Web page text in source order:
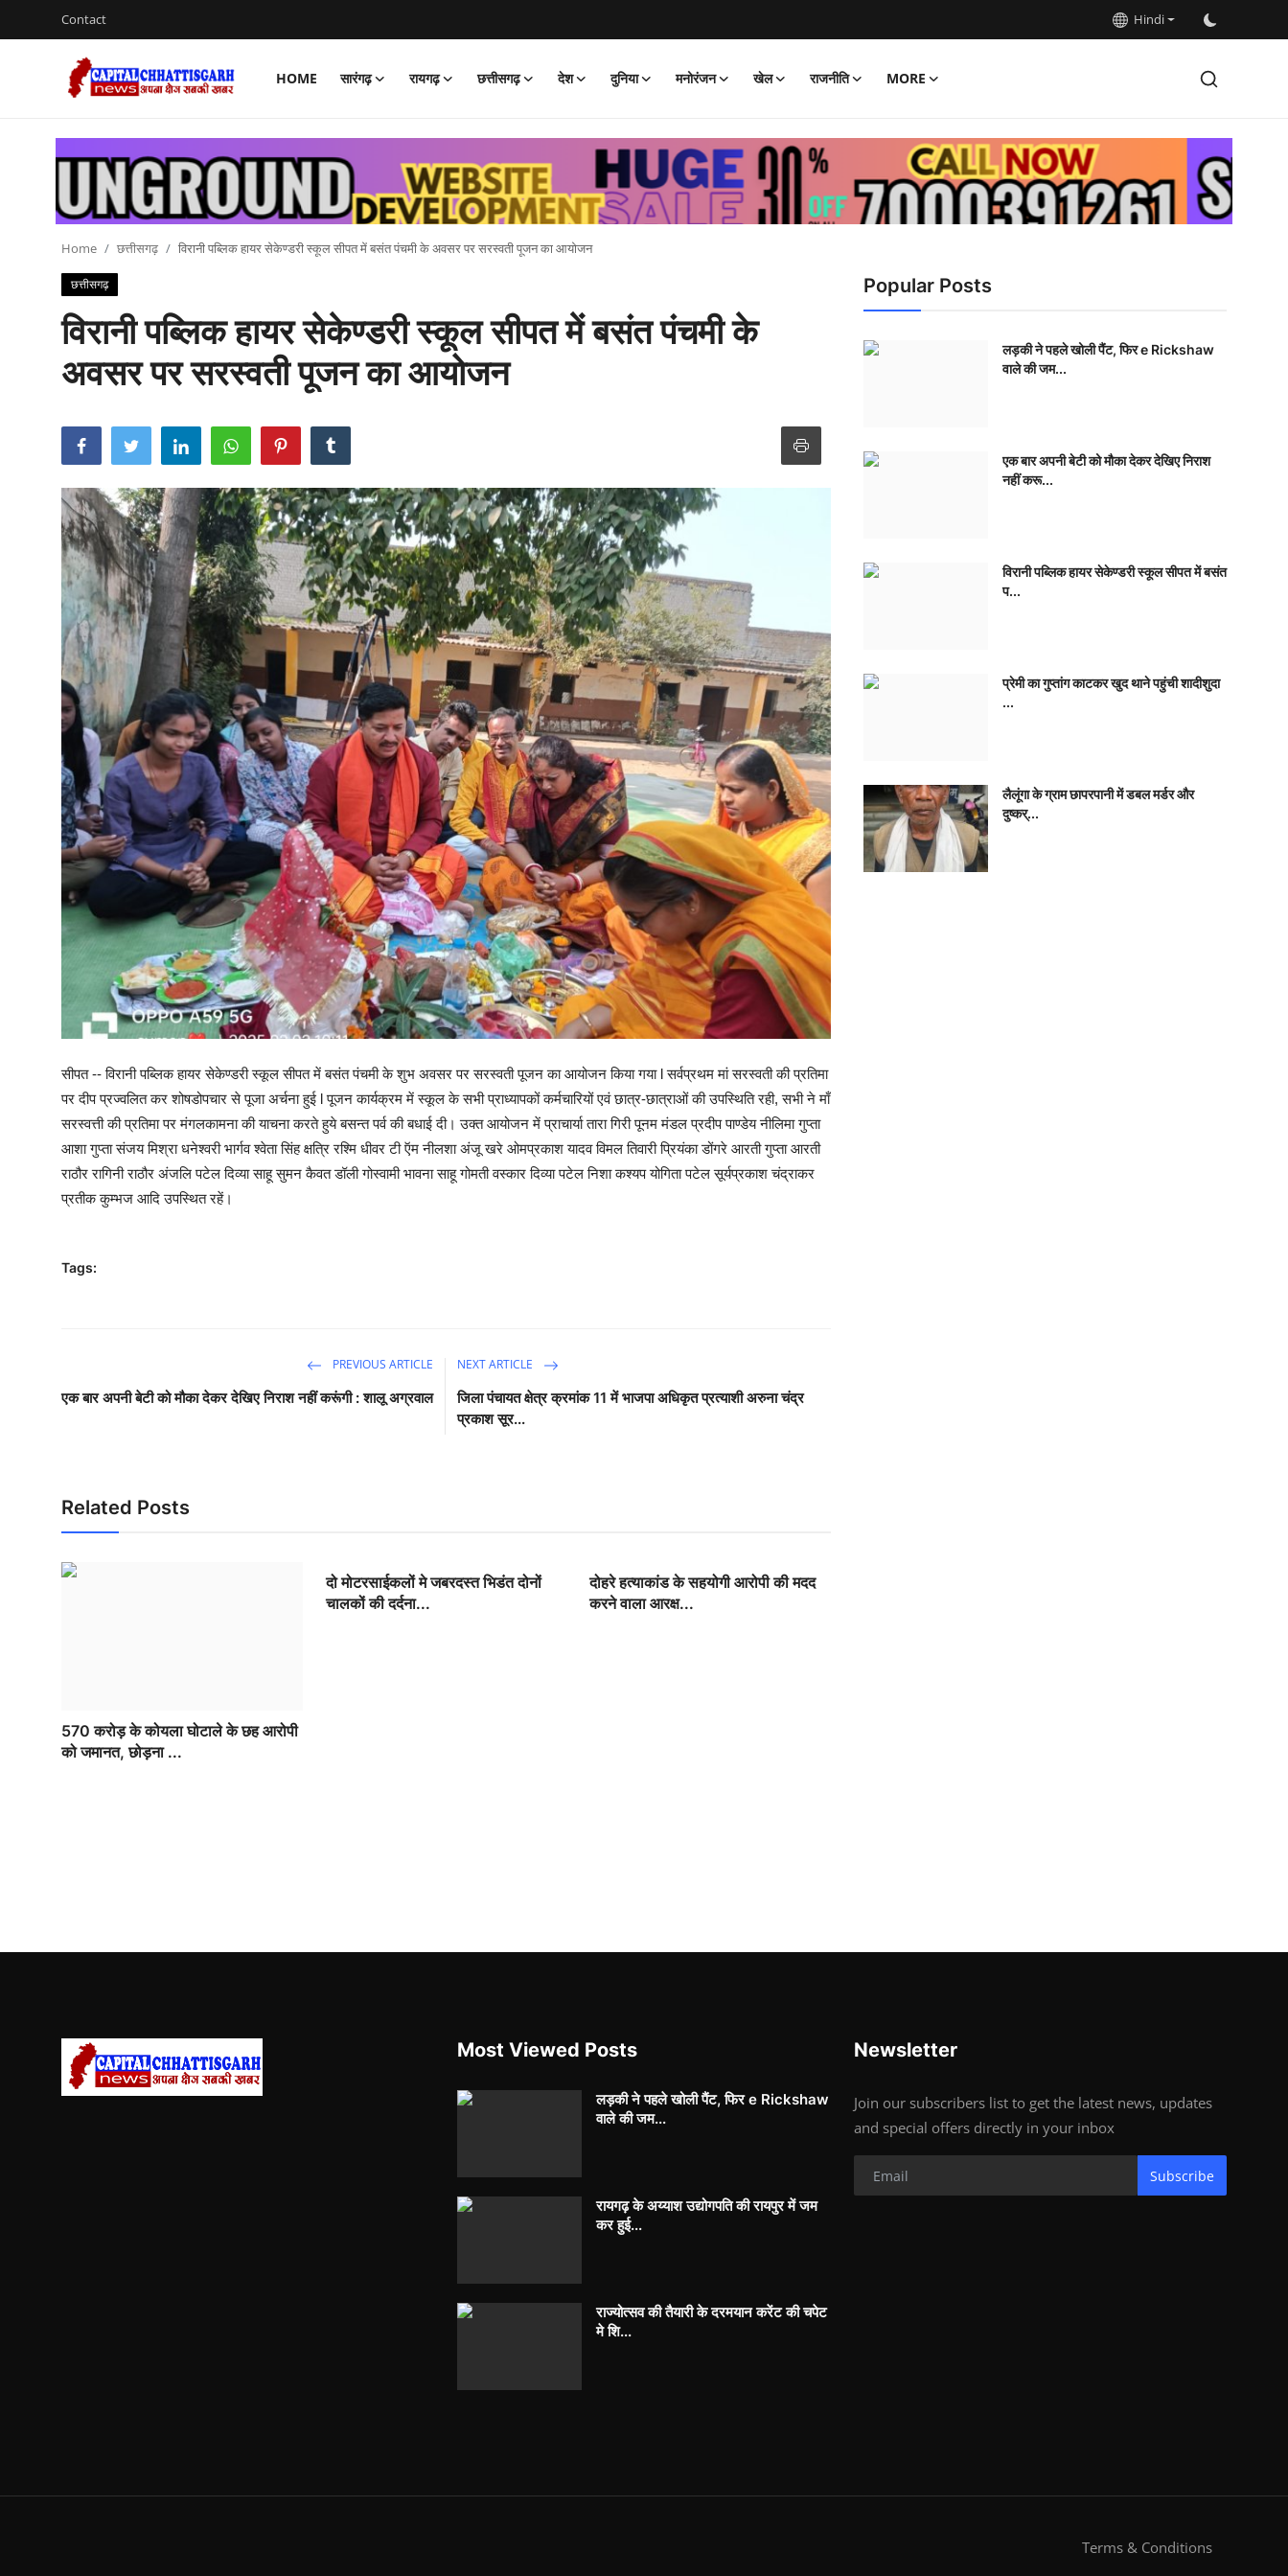
Contact Hindi
HOME सारंगढ़ रायगढ़ छत्तीसगढ़ देश दुनिया मनोरंजन खेल राजनीति MORE
Contact
छत्तीसगढ़
तकनीकि
Hindi
Home छत्तीसगढ़ विरानी पब्लिक हायर सेकेण्डरी स्कूल सीपत में बसंत पंचमी के अवसर पर सरस्वती पूजन का आयोजन
छत्तीसगढ़
विरानी पब्लिक हायर सेकेण्डरी स्कूल सीपत में बसंत पंचमी के
अवसर पर सरस्वती पूजन का आयोजन
सीपत -- विरानी पब्लिक हायर सेकेण्डरी स्कूल सीपत में बसंत पंचमी के शुभ अवसर पर सरस्वती पूजन का आयोजन किया गया l सर्वप्रथम मां सरस्वती की प्रतिमा
पर दीप प्रज्वलित कर शोषडोपचार से पूजा अर्चना हुई l पूजन कार्यक्रम में स्कूल के सभी प्राध्यापकों कर्मचारियों एवं छात्र-छात्राओं की उपस्थिति रही, सभी ने माँ
सरस्वत्ती की प्रतिमा पर मंगलकामना की याचना करते हुये बसन्त पर्व की बधाई दी। उक्त आयोजन में प्राचार्या तारा गिरी पूनम मंडल प्रदीप पाण्डेय नीलिमा गुप्ता
आशा गुप्ता संजय मिश्रा धनेश्वरी भार्गव श्वेता सिंह क्षत्रि रश्मि धीवर टी ऍम नीलशा अंजू खरे ओमप्रकाश यादव विमल तिवारी प्रियंका डोंगरे आरती गुप्ता आरती
राठौर रागिनी राठौर अंजलि पटेल दिव्या साहू सुमन कैवत डॉली गोस्वामी भावना साहू गोमती वस्कार दिव्या पटेल निशा कश्यप योगिता पटेल सूर्यप्रकाश चंद्राकर
प्रतीक कुम्भज आदि उपस्थित रहें।
Tags:
PREVIOUS ARTICLE
एक बार अपनी बेटी को मौका देकर देखिए निराश नहीं करूंगी : शालू अग्रवाल
NEXT ARTICLE
जिला पंचायत क्षेत्र क्रमांक 11 में भाजपा अधिकृत प्रत्याशी अरुना चंद्र
प्रकाश सूर...
Related Posts
570 करोड़ के कोयला घोटाले के छह आरोपी
को जमानत, छोड़ना ...
दो मोटरसाईकलों मे जबरदस्त भिडंत दोनों
चालकों की दर्दना...
दोहरे हत्याकांड के सहयोगी आरोपी की मदद
करने वाला आरक्ष...
Popular Posts
लड़की ने पहले खोली पैंट, फिर e Rickshaw
वाले की जम...
एक बार अपनी बेटी को मौका देकर देखिए निराश
नहीं करू...
विरानी पब्लिक हायर सेकेण्डरी स्कूल सीपत में बसंत
प...
प्रेमी का गुप्तांग काटकर खुद थाने पहुंची शादीशुदा
...
लैलूंगा के ग्राम छापरपानी में डबल मर्डर और
दुष्कर्...
Most Viewed Posts
लड़की ने पहले खोली पैंट, फिर e Rickshaw
वाले की जम...
रायगढ़ के अय्याश उद्योगपति की रायपुर में जम
कर हुई...
राज्योत्सव की तैयारी के दरमयान करेंट की चपेट
मे शि...
Newsletter
Join our subscribers list to get the latest news, updates
and special offers directly in your inbox
Subscribe
Terms & Conditions